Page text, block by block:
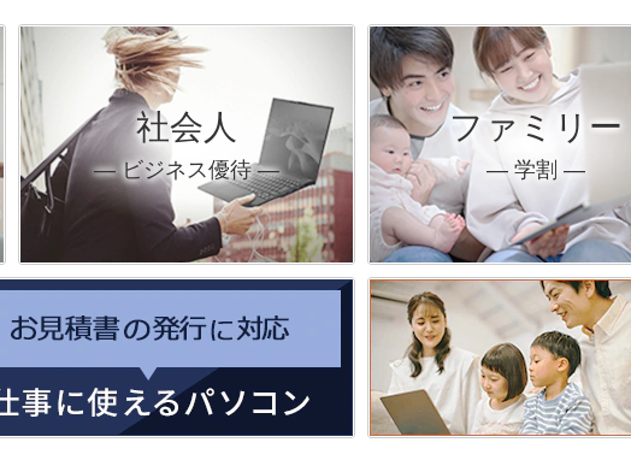
社会人
― ビジネス優待 ―
ファミリー
― 学割 ―